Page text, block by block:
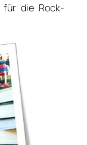
die Rock-